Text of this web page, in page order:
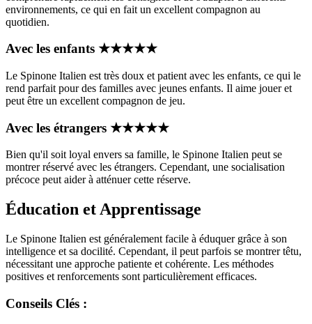
environnements, ce qui en fait un excellent compagnon au
quotidien.
Avec les enfants ★★★★★
Le Spinone Italien est très doux et patient avec les enfants, ce qui le
rend parfait pour des familles avec jeunes enfants. Il aime jouer et
peut être un excellent compagnon de jeu.
Avec les étrangers ★★★★★
Bien qu'il soit loyal envers sa famille, le Spinone Italien peut se
montrer réservé avec les étrangers. Cependant, une socialisation
précoce peut aider à atténuer cette réserve.
Éducation et Apprentissage
Le Spinone Italien est généralement facile à éduquer grâce à son
intelligence et sa docilité. Cependant, il peut parfois se montrer têtu,
nécessitant une approche patiente et cohérente. Les méthodes
positives et renforcements sont particulièrement efficaces.
Conseils Clés :